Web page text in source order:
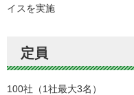
イスを実施
定員
100社（1社最大3名）